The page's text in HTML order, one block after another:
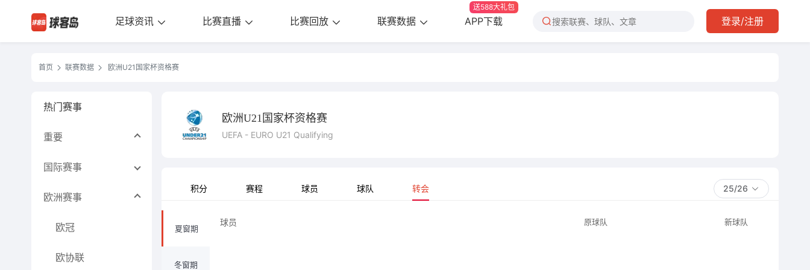
足球资讯 比赛直播 比赛回放 联赛数据 APP下载
送588大礼包
登录/注册
首页 联赛数据 欧洲U21国家杯资格赛
热门赛事
重要
国际赛事
欧洲赛事
欧冠
欧协联
欧洲U21国家杯资格赛
UEFA - EURO U21 Qualifying
积分 赛程 球员 球队 转会 25/26
夏窗期
冬窗期
球员 原球队 新球队